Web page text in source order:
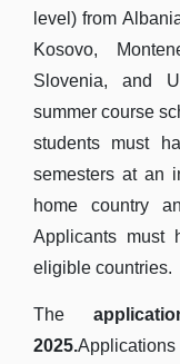
level) from
Kosovo,
Slovenia, and
summer course
students must
semesters at an
home country
Applicants must
eligible countries.
The
2025.